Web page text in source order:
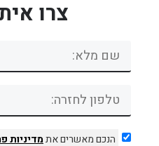
צרו
הנכם מאשרים אתמדיניות